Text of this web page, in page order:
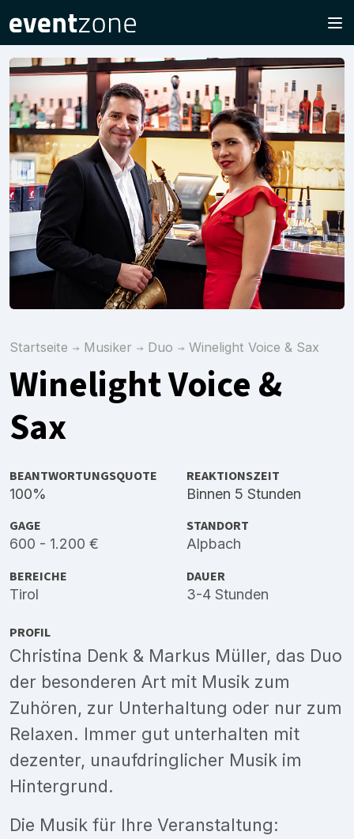
Startseite Musiker Duo Winelight Voice & Sax
Winelight Voice &
Sax
BEANTWORTUNGSQUOTE
100%
REAKTIONSZEIT
Binnen 5 Stunden
GAGE
600 - 1.200 €
STANDORT
Alpbach
BEREICHE
Tirol
DAUER
3-4 Stunden
PROFIL
Christina Denk & Markus Müller, das Duo
der besonderen Art mit Musik zum
Zuhören, zur Unterhaltung oder nur zum
Relaxen. Immer gut unterhalten mit
dezenter, unaufdringlicher Musik im
Hintergrund.
Die Musik für Ihre Veranstaltung: